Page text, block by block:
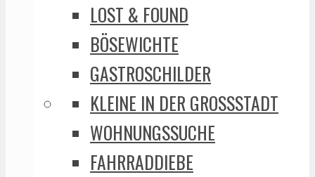
LOST & FOUND
BÖSEWICHTE
GASTROSCHILDER
KLEINE IN DER GROSSSTADT
WOHNUNGSSUCHE
FAHRRADDIEBE